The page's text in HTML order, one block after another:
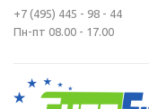
+7 (495) 445 - 98 - 44
Пн-пт 08.00 - 17.00